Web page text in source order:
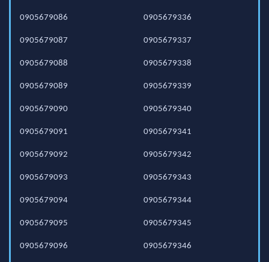
0905679086
0905679087
0905679088
0905679089
0905679090
0905679091
0905679092
0905679093
0905679094
0905679095
0905679096
0905679336
0905679337
0905679338
0905679339
0905679340
0905679341
0905679342
0905679343
0905679344
0905679345
0905679346